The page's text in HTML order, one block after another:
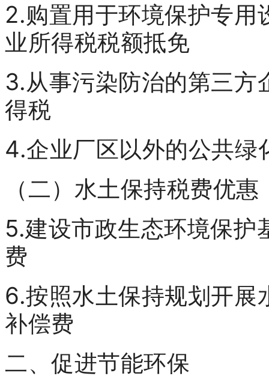
2.购置用于环境保护专用
业所得税税额抵免
3.从事污染防治的第三方
得税
4.企业厂区以外的公共绿
（二）水土保持税费优惠
5.建设市政生态环境保护
费
6.按照水土保持规划开展
补偿费
二、促进节能环保